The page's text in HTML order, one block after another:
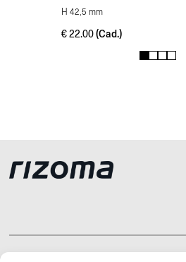
H 42,5 mm
€22.00 (Cad.)
1 2 3 4